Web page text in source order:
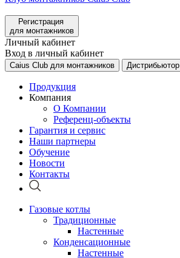
Регистрация
для монтажников
Личный кабинет
Вход в личный кабинет
Caius Club для монтажников Дистрибьютор
Продукция
Компания
О Компании
Референц-объекты
Гарантия и сервис
Наши партнеры
Обучение
Новости
Контакты
Газовые котлы
Традиционные
Настенные
Конденсационные
Настенные